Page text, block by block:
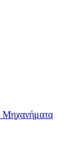
Μηχανήματα